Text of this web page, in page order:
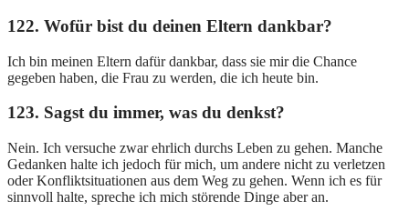
122. Wofür bist du deinen Eltern dankbar?
Ich bin meinen Eltern dafür dankbar, dass sie mir die Chance
gegeben haben, die Frau zu werden, die ich heute bin.
123. Sagst du immer, was du denkst?
Nein. Ich versuche zwar ehrlich durchs Leben zu gehen. Manche
Gedanken halte ich jedoch für mich, um andere nicht zu verletzen
oder Konfliktsituationen aus dem Weg zu gehen. Wenn ich es für
sinnvoll halte, spreche ich mich störende Dinge aber an.